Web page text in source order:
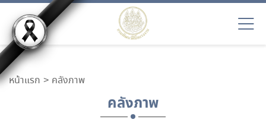
หน้าแรก คลังภาพ
คลังภาพ